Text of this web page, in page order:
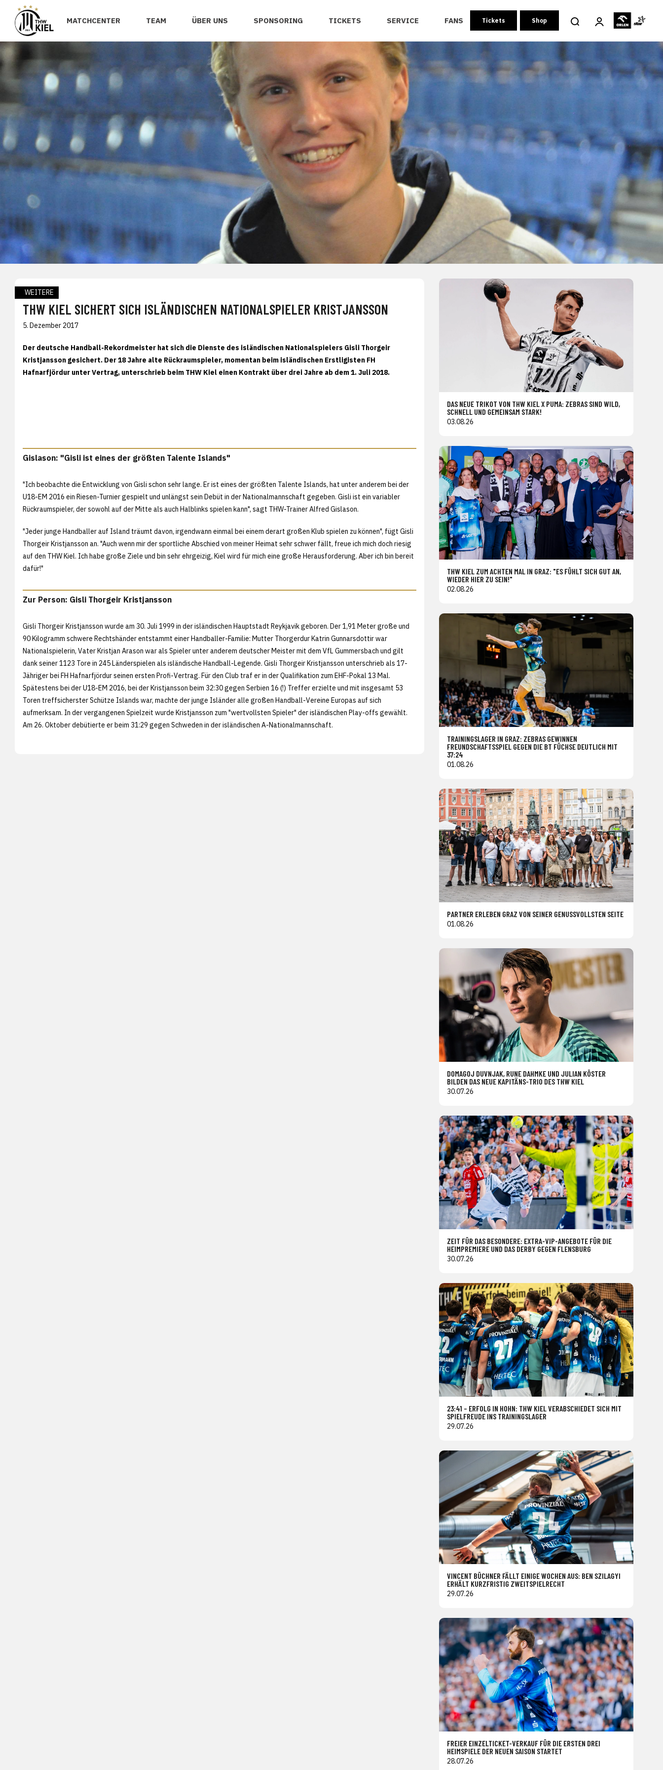
MATCHCENTER TEAM ÜBER UNS SPONSORING TICKETS SERVICE FANS Tickets Shop
WEITERE
THW KIEL SICHERT SICH ISLÄNDISCHEN NATIONALSPIELER KRISTJANSSON
5. Dezember 2017
Der deutsche Handball-Rekordmeister hat sich die Dienste des isländischen Nationalspielers Gisli Thorgeir
Kristjansson gesichert. Der 18 Jahre alte Rückraumspieler, momentan beim isländischen Erstligisten FH
Hafnarfjördur unter Vertrag, unterschrieb beim THW Kiel einen Kontrakt über drei Jahre ab dem 1. Juli 2018.
Gislason: "Gisli ist eines der größten Talente Islands"
"Ich beobachte die Entwicklung von Gisli schon sehr lange. Er ist eines der größten Talente Islands, hat unter anderem bei der
U18-EM 2016 ein Riesen-Turnier gespielt und unlängst sein Debüt in der Nationalmannschaft gegeben. Gisli ist ein variabler
Rückraumspieler, der sowohl auf der Mitte als auch Halblinks spielen kann", sagt THW-Trainer Alfred Gislason.
"Jeder junge Handballer auf Island träumt davon, irgendwann einmal bei einem derart großen Klub spielen zu können", fügt Gisli
Thorgeir Kristjansson an. "Auch wenn mir der sportliche Abschied von meiner Heimat sehr schwer fällt, freue ich mich doch riesig
auf den THW Kiel. Ich habe große Ziele und bin sehr ehrgeizig, Kiel wird für mich eine große Herausforderung. Aber ich bin bereit
dafür!"
Zur Person: Gisli Thorgeir Kristjansson
Gisli Thorgeir Kristjansson wurde am 30. Juli 1999 in der isländischen Hauptstadt Reykjavik geboren. Der 1,91 Meter große und
90 Kilogramm schwere Rechtshänder entstammt einer Handballer-Familie: Mutter Thorgerdur Katrin Gunnarsdottir war
Nationalspielerin, Vater Kristjan Arason war als Spieler unter anderem deutscher Meister mit dem VfL Gummersbach und gilt
dank seiner 1123 Tore in 245 Länderspielen als isländische Handball-Legende. Gisli Thorgeir Kristjansson unterschrieb als 17-
Jähriger bei FH Hafnarfjördur seinen ersten Profi-Vertrag. Für den Club traf er in der Qualifikation zum EHF-Pokal 13 Mal.
Spätestens bei der U18-EM 2016, bei der Kristjansson beim 32:30 gegen Serbien 16 (!) Treffer erzielte und mit insgesamt 53
Toren treffsicherster Schütze Islands war, machte der junge Isländer alle großen Handball-Vereine Europas auf sich
aufmerksam. In der vergangenen Spielzeit wurde Kristjansson zum "wertvollsten Spieler" der isländischen Play-offs gewählt.
Am 26. Oktober debütierte er beim 31:29 gegen Schweden in der isländischen A-Nationalmannschaft.
DAS NEUE TRIKOT VON THW KIEL X PUMA: ZEBRAS SIND WILD,
SCHNELL UND GEMEINSAM STARK!
03.08.26
THW KIEL ZUM ACHTEN MAL IN GRAZ: "ES FÜHLT SICH GUT AN,
WIEDER HIER ZU SEIN!"
02.08.26
TRAININGSLAGER IN GRAZ: ZEBRAS GEWINNEN
FREUNDSCHAFTSSPIEL GEGEN DIE BT FÜCHSE DEUTLICH MIT
37:24
01.08.26
PARTNER ERLEBEN GRAZ VON SEINER GENUSSVOLLSTEN SEITE
01.08.26
DOMAGOJ DUVNJAK, RUNE DAHMKE UND JULIAN KÖSTER
BILDEN DAS NEUE KAPITÄNS-TRIO DES THW KIEL
30.07.26
ZEIT FÜR DAS BESONDERE: EXTRA-VIP-ANGEBOTE FÜR DIE
HEIMPREMIERE UND DAS DERBY GEGEN FLENSBURG
30.07.26
23:41 – ERFOLG IN HOHN: THW KIEL VERABSCHIEDET SICH MIT
SPIELFREUDE INS TRAININGSLAGER
29.07.26
VINCENT BÜCHNER FÄLLT EINIGE WOCHEN AUS: BEN SZILAGYI
ERHÄLT KURZFRISTIG ZWEITSPIELRECHT
29.07.26
FREIER EINZELTICKET-VERKAUF FÜR DIE ERSTEN DREI
HEIMSPIELE DER NEUEN SAISON STARTET
28.07.26